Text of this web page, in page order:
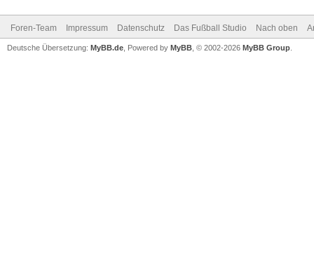
Foren-Team Impressum Datenschutz Das Fußball Studio Nach oben
Deutsche Übersetzung: MyBB.de , Powered by MyBB , © 2002-2026 MyBB Group